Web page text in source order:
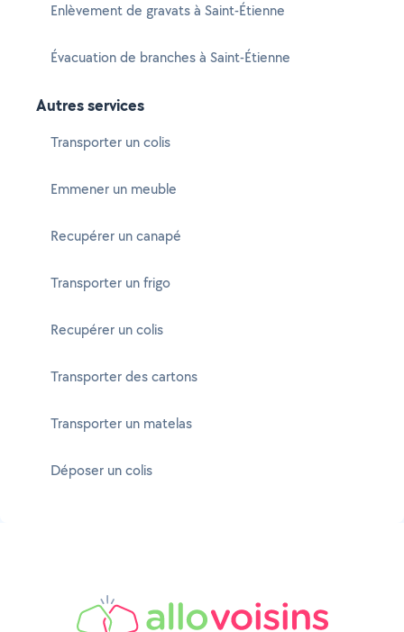
Enlèvement de gravats à Saint-Étienne
Évacuation de branches à Saint-Étienne
Autres services
Transporter un colis
Emmener un meuble
Recupérer un canapé
Transporter un frigo
Recupérer un colis
Transporter des cartons
Transporter un matelas
Déposer un colis